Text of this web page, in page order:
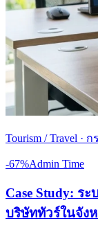
Tourism / Travel · ก
-67%Admin Time
Case Study: ร
บริษัททัวร์ในจัง